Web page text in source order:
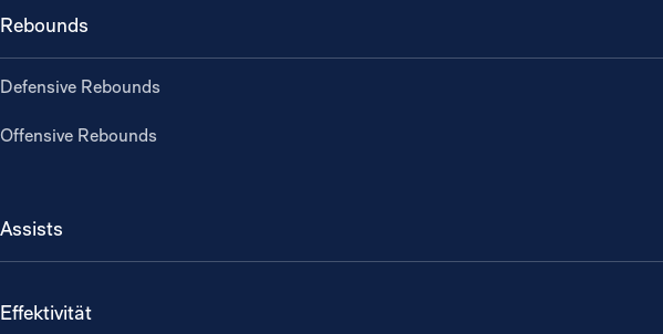
Rebounds
Defensive Rebounds
Offensive Rebounds
Assists
Effektivität